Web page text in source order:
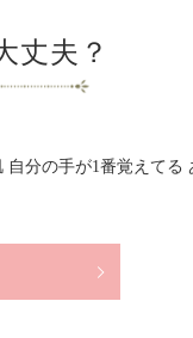
丈夫？
分の手が1番覚えて